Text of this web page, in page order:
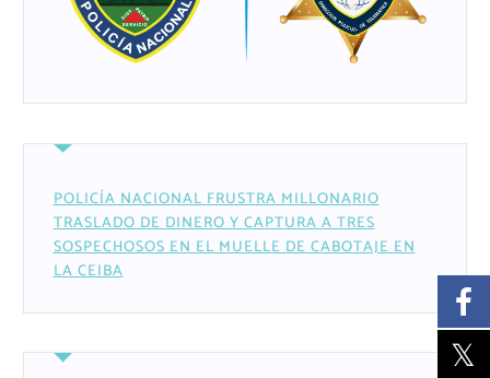
POLICÍA NACIONAL FRUSTRA MILLONARIO
TRASLADO DE DINERO Y CAPTURA A TRES
SOSPECHOSOS EN EL MUELLE DE CABOTAJE EN
LA CEIBA